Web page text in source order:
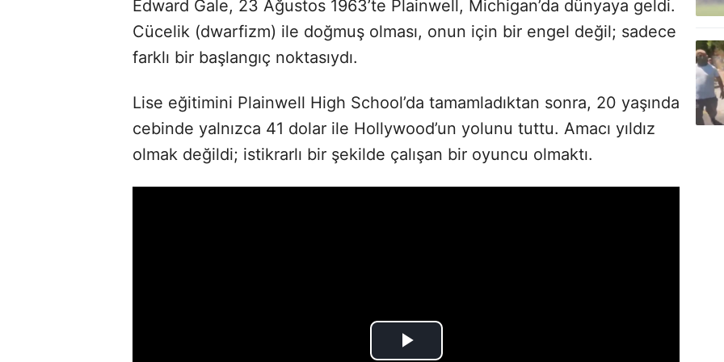
Edward Gale, 23 Ağustos 1963’te Plainwell, Michigan’da dünyaya geldi.
Cücelik (dwarfizm) ile doğmuş olması, onun için bir engel değil; sadece
farklı bir başlangıç noktasıydı.
Lise eğitimini Plainwell High School’da tamamladıktan sonra, 20 yaşında
cebinde yalnızca 41 dolar ile Hollywood’un yolunu tuttu. Amacı yıldız
olmak değildi; istikrarlı bir şekilde çalışan bir oyuncu olmaktı.